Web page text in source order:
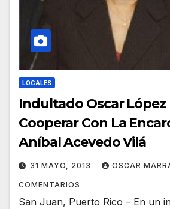
LOCALES
Indultado Oscar López
Cooperar Con La
Aníbal Acevedo Vilá
31 MAYO, 2013 OSCAR
COMENTARIOS
San Juan, Puerto Rico – En un